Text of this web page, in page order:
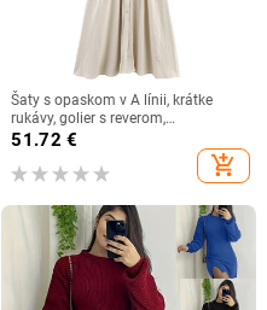
Šaty s opaskom v A línii, krátke
rukávy, golier s reverom,
polyesterová látka
51.72 €
add_shopping_cart